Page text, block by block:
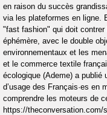
en raison du succès
via les plateformes en ligne.
"fast fashion" qui doit
éphémère, avec le double
environnementaux et les
et le commerce textile
écologique (Ademe) a publié
d’usage des Français·es en
comprendre les moteurs de
https://theconversation.com/